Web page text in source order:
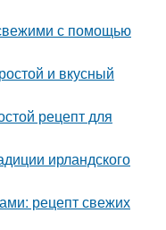
с помощью
и вкусный
рецепт для
ирландского
рецепт свежих